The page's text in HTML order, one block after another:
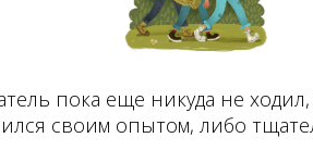
пока еще никуда не
своим опытом, либо